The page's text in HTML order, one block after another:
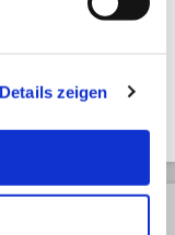
Details zeigen